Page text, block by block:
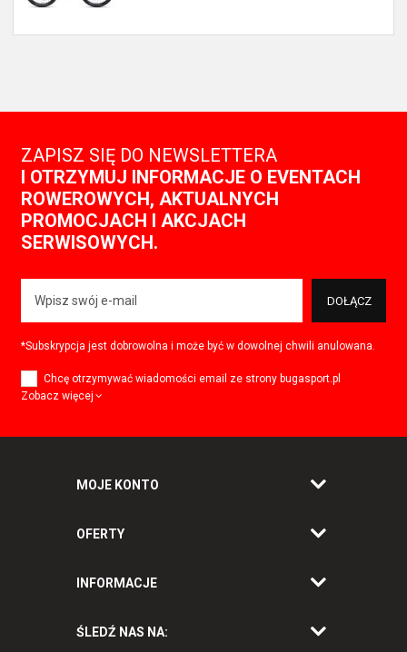
ZAPISZ SIĘ DO NEWSLETTERA
I OTRZYMUJ INFORMACJE O EVENTACH
ROWEROWYCH, AKTUALNYCH
PROMOCJACH I AKCJACH
SERWISOWYCH.
DOŁĄCZ
*Subskrypcja jest dobrowolna i może być w dowolnej chwili anulowana.
Chcę otrzymywać wiadomości email ze strony bugasport.pl
Zobacz więcej
MOJE KONTO
OFERTY
INFORMACJE
ŚLEDŹ NAS NA: